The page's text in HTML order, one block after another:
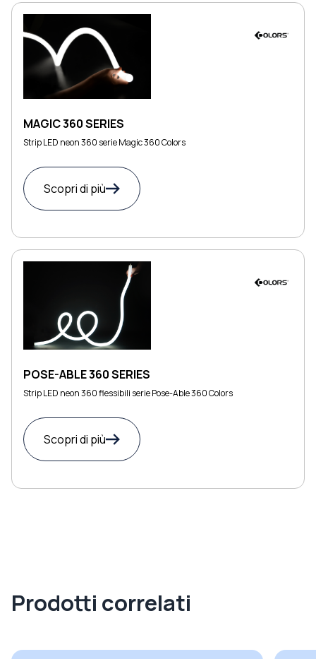
MAGIC 360 SERIES
Strip LED neon 360 serie Magic 360 Colors
Scopri di più
POSE-ABLE 360 SERIES
Strip LED neon 360 flessibili serie Pose-Able 360 Colors
Scopri di più
Prodotti correlati